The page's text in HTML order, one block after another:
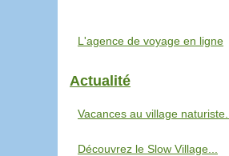
L'agence de voyage en ligne
Actualité
Vacances au village naturiste...
Découvrez le Slow Village...